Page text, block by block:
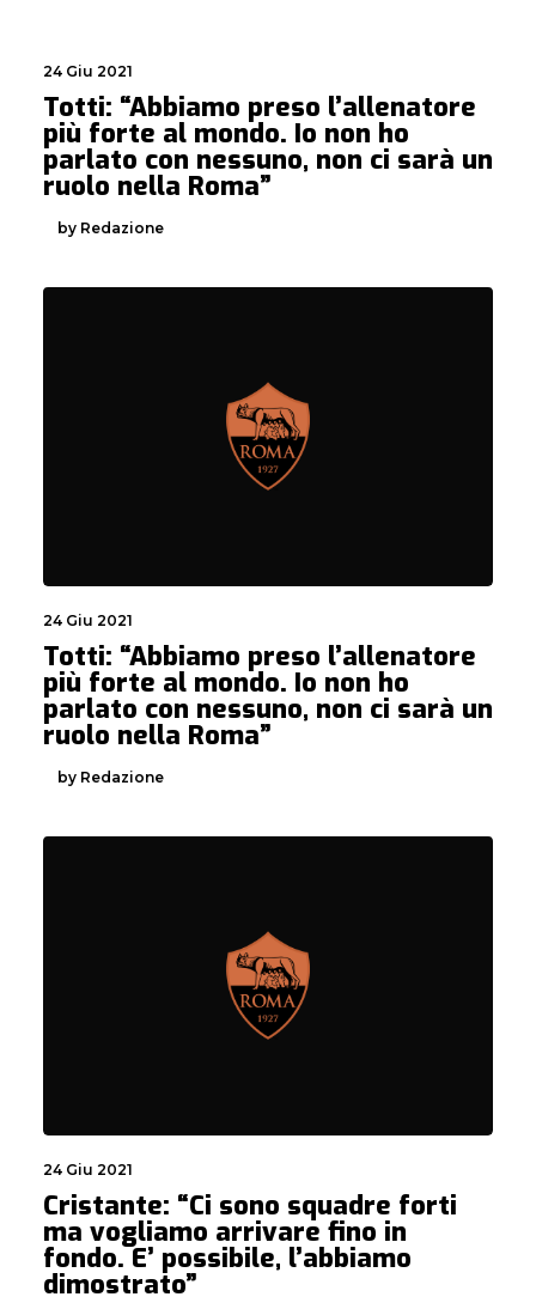
24 Giu 2021
Totti: “Abbiamo preso l’allenatore
più forte al mondo. Io non ho
parlato con nessuno, non ci sarà un
ruolo nella Roma”
by Redazione
24 Giu 2021
Totti: “Abbiamo preso l’allenatore
più forte al mondo. Io non ho
parlato con nessuno, non ci sarà un
ruolo nella Roma”
by Redazione
24 Giu 2021
Cristante: “Ci sono squadre forti
ma vogliamo arrivare fino in
fondo. E’ possibile, l’abbiamo
dimostrato”